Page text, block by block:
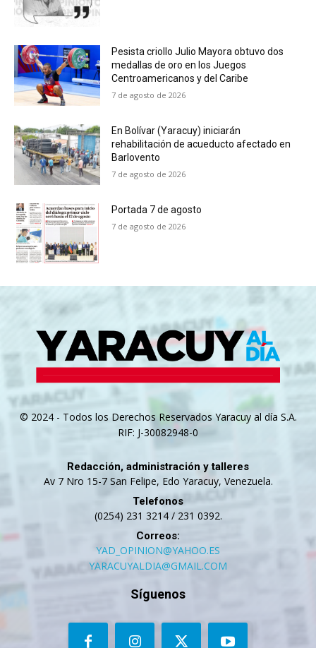
Pesista criollo Julio Mayora obtuvo dos
medallas de oro en los Juegos
Centroamericanos y del Caribe
7 de agosto de 2026
En Bolívar (Yaracuy) iniciarán
rehabilitación de acueducto afectado en
Barlovento
7 de agosto de 2026
Portada 7 de agosto
7 de agosto de 2026
© 2024 - Todos los Derechos Reservados Yaracuy al día S.A.
RIF: J-30082948-0
Redacción, administración y talleres
Av 7 Nro 15-7 San Felipe, Edo Yaracuy, Venezuela.
Telefonos
(0254) 231 3214 / 231 0392.
Correos:
YAD_OPINION@YAHOO.ES
YARACUYALDIA@GMAIL.COM
Síguenos